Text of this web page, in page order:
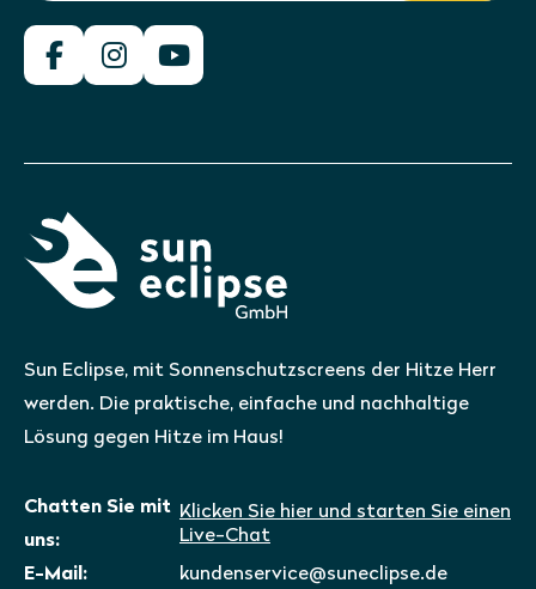
Sun Eclipse, mit Sonnenschutzscreens der Hitze Herr
werden. Die praktische, einfache und nachhaltige
Lösung gegen Hitze im Haus!
Chatten Sie mit
uns:
Klicken Sie hier und starten Sie einen
Live-Chat
E-Mail:
kundenservice@suneclipse.de